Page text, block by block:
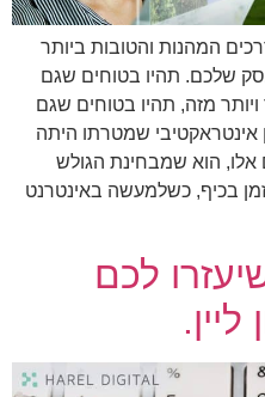
המהנות והטובות ביותר
שלכם. תהיו בטוחים שגם
מזה, תהיו בטוחים שגם
שמטרתו היתה
אלו, הוא שמבחינת הגולש
בכיף, כשלמעשה באינטרנט
לכם